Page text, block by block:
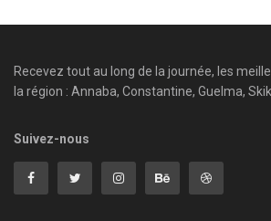
Recevez tout au long de la journée, les
la région : Annaba, Constantine, Guelma,
Suivez-nous